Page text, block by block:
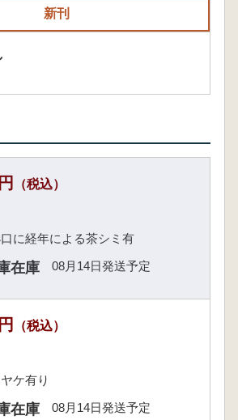
新刊
（税込）
に経年による茶シミ有
在庫 08月14日発送予定
（税込）
ケ有り
在庫 08月14日発送予定